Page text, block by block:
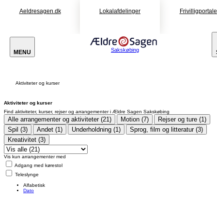
Aeldresagen.dk Lokalafdelinger
MENU Sakskøbing
Aktiviteter og kurser
Aktiviteter og kurser
Find aktiviteter, kurser, rejser og arrangementer i Ældre Sagen Sakskøbing
Alle arrangementer og aktiviteter (21) Motion (7)
Rejser og ture (1)
Spil (3)
Andet (1) Underholdning (1)
Sprog, film og litteratur (3)
Kreativitet (3)
Vis kun arrangementer med
Adgang med kørestol
Teleslynge
Alfabetisk
Dato